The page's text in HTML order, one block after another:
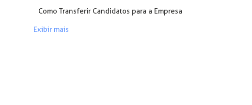
Como Transferir Candidatos para a Empresa
Exibir mais